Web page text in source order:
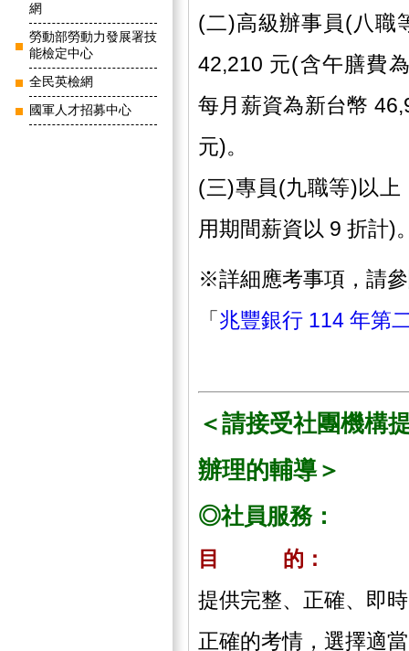
網
勞動部勞動力發展署技
能檢定中心
全民英檢網
國軍人才招募中心
(二)高級辦事員(八職
42,210 元(含午膳費
每月薪資為新台幣
元)。
(三)專員(九職等)以
用期間薪資以 9 折計)
※詳細應考事項，請
「兆豐銀行 114 年第
＜請接受社團機構
辦理的輔導＞
◎社員服務：
目 的：
提供完整、正確、即
正確的考情，選擇適